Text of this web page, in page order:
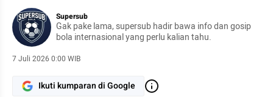
Supersub
Gak pake lama, supersub hadir bawa info dan gosip
bola internasional yang perlu kalian tahu.
7 Juli 2026 0:00 WIB
Ikuti kumparan di Google